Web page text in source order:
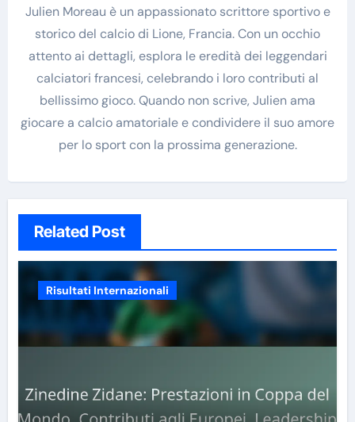
Julien Moreau è un appassionato scrittore sportivo e
storico del calcio di Lione, Francia. Con un occhio
attento ai dettagli, esplora le eredità dei leggendari
calciatori francesi, celebrando i loro contributi al
bellissimo gioco. Quando non scrive, Julien ama
giocare a calcio amatoriale e condividere il suo amore
per lo sport con la prossima generazione.
Related Post
Risultati Internazionali